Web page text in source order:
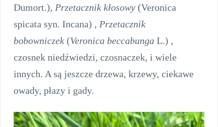
Dumort.), Przetacznik kłosowy (Veronica
spicata syn. Incana) , Przetacznik
bobowniczek (Veronica beccabunga L.) ,
czosnek niedźwiedzi, czosnaczek, i wiele
innych. A są jeszcze drzewa, krzewy, ciekawe
owady, płazy i gady.